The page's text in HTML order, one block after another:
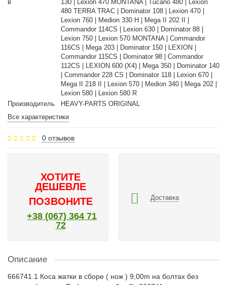
в
130 | Lexion 470 MONTANA | Tucano 480 | Lexion
480 TERRA TRAC | Dominator 108 | Lexion 470 |
Lexion 760 | Medion 330 H | Mega II 202 II |
Commandor 114CS | Lexion 630 | Dominator 88 |
Lexion 750 | Lexion 570 MONTANA | Commandor
116CS | Mega 203 | Dominator 150 | LEXION |
Commandor 115CS | Dominator 98 | Commandor
112CS | LEXION 600 (X4) | Mega 350 | Dominator 140
| Commandor 228 CS | Dominator 118 | Lexion 670 |
Mega II 218 II | Lexion 570 | Medion 340 | Mega 202 |
Lexion 580 | Lexion 580 R
Производитель
HEAVY-PARTS ORIGINAL
Все характеристики
0 отзывов
ХОТИТЕ
ДЕШЕВЛЕ
ПОЗВОНИТЕ
+38 (067) 364 71
72
Доставка
Описание
666741.1 Коса жатки в сборе ( нож ) 9,00m на болтах без